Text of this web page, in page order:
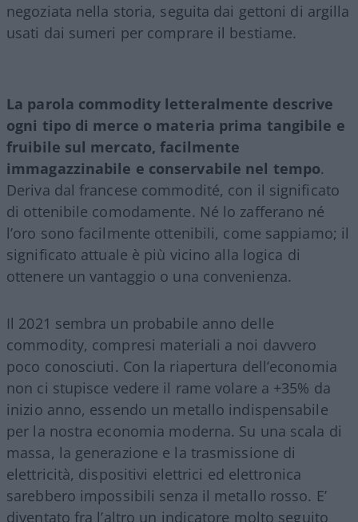
negoziata nella storia, seguita dai gettoni di argilla
usati dai sumeri per comprare il bestiame.
La parola commodity letteralmente descrive
ogni tipo di merce o materia prima tangibile e
fruibile sul mercato, facilmente
immagazzinabile e conservabile nel tempo.
Deriva dal francese commodité, con il significato
di ottenibile comodamente. Né lo zafferano né
l’oro sono facilmente ottenibili, come sappiamo; il
significato attuale è più vicino alla logica di
ottenere un vantaggio o una convenienza.
Il 2021 sembra un probabile anno delle
commodity, compresi materiali a noi davvero
poco conosciuti. Con la riapertura dell’economia
non ci stupisce vedere il rame volare a +35% da
inizio anno, essendo un metallo indispensabile
per la nostra economia moderna. Su una scala di
massa, la generazione e la trasmissione di
elettricità, dispositivi elettrici ed elettronica
sarebbero impossibili senza il metallo rosso. E’
diventato fra l’altro un indicatore molto seguito